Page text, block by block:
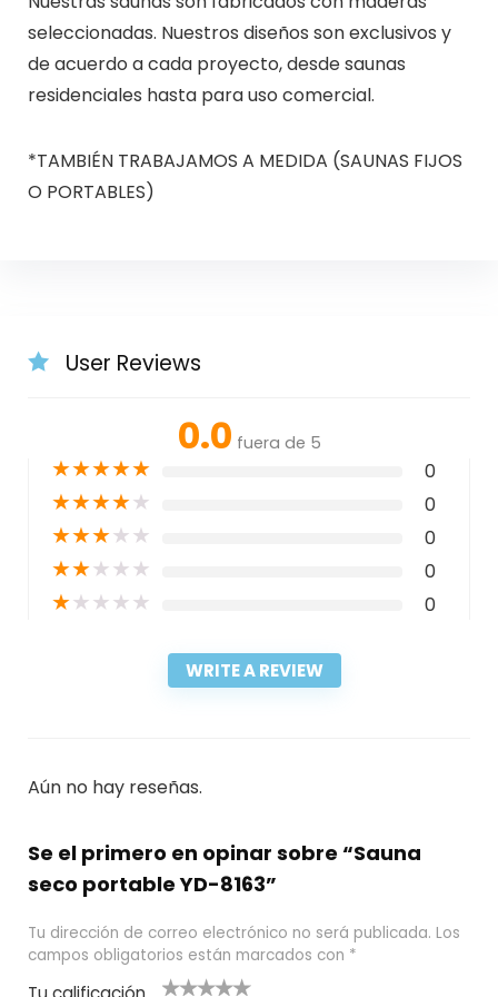
seleccionadas. Nuestros diseños son exclusivos y
de acuerdo a cada proyecto, desde saunas
residenciales hasta para uso comercial.
*TAMBIÉN TRABAJAMOS A MEDIDA (SAUNAS FIJOS
O PORTABLES)
User Reviews
0.0 fuera de 5
★★★★★ 0
★★★★★ 0
★★★★★ 0
★★★★★ 0
★★★★★ 0
WRITE A REVIEW
Aún no hay reseñas.
Se el primero en opinar sobre “Sauna
seco portable YD-8163”
Tu dirección de correo electrónico no será publicada. Los
campos obligatorios están marcados con *